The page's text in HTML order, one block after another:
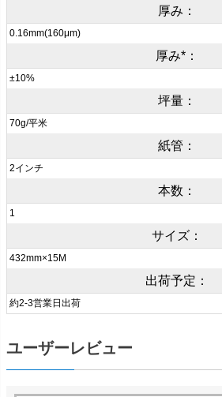
厚み：
0.16mm(160μm)
厚み*：
±10%
坪量：
70g/平米
紙管：
2インチ
本数：
1
サイズ：
432mm×15M
出荷予定：
約2-3営業日出荷
ユーザーレビュー